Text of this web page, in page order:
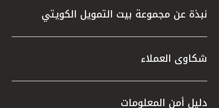
نبذة عن مجموعة بيت التمويل الكويتي
شكاوى العملاء
دليل أمن المعلومات